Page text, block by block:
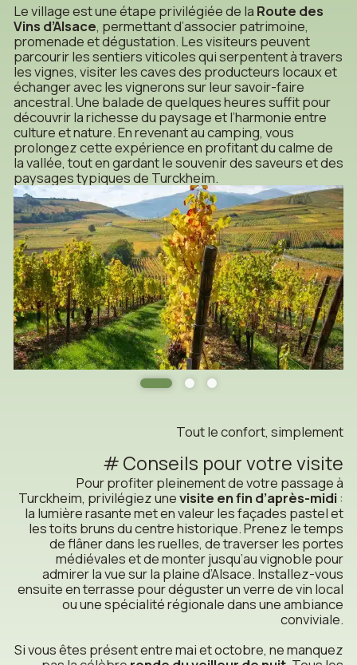
Le village est une étape privilégiée de la Route des
Vins d’Alsace, permettant d’associer patrimoine,
promenade et dégustation. Les visiteurs peuvent
parcourir les sentiers viticoles qui serpentent à travers
les vignes, visiter les caves des producteurs locaux et
échanger avec les vignerons sur leur savoir-faire
ancestral. Une balade de quelques heures suffit pour
découvrir la richesse du paysage et l’harmonie entre
culture et nature. En revenant au camping, vous
prolongez cette expérience en profitant du calme de
la vallée, tout en gardant le souvenir des saveurs et des
paysages typiques de Turckheim.
Tout le confort, simplement
Conseils pour votre visite
Pour profiter pleinement de votre passage à
Turckheim, privilégiez unevisite en fin d’après-midi :
la lumière rasante met en valeur les façades pastel et
les toits bruns du centre historique. Prenez le temps
de flâner dans les ruelles, de traverser les portes
médiévales et de monter jusqu’au vignoble pour
admirer la vue sur la plaine d’Alsace. Installez-vous
ensuite en terrasse pour déguster un verre de vin local
ou une spécialité régionale dans une ambiance
conviviale.
Si vous êtes présent entre mai et octobre, ne manquez